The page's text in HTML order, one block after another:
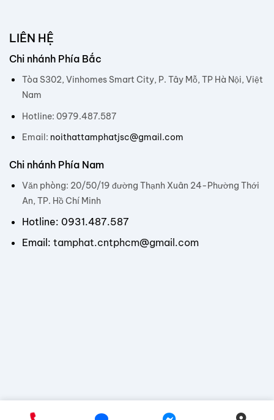
LIÊN HỆ
Chi nhánh Phía Bắc
Tòa S302, Vinhomes Smart City, P. Tây Mỗ, TP Hà Nội, Việt
Nam
Hotline: 0979.487.587
Email: noithattamphatjsc@gmail.com
Chi nhánh Phía Nam
Văn phòng: 20/50/19 đường Thạnh Xuân 24-Phường Thới
An, TP. Hồ Chí Minh
Hotline: 0931.487.587
Email: tamphat.cntphcm@gmail.com